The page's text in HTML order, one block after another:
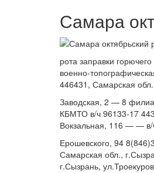
Самара
рота заправки
военно-
446431, Самарская
Заводская, 2 — 8
КБМТО в/ч 96133-17
Вокзальная, 116 — —
Ерошевского, 94
Самарская обл.,
г.Сызрань,